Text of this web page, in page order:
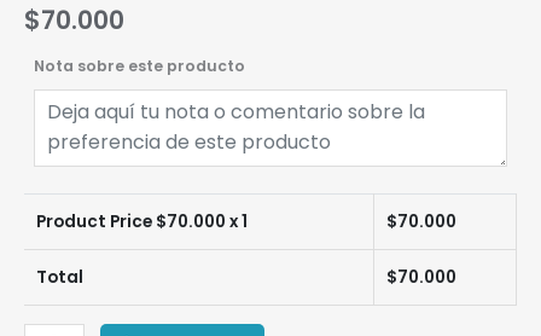
$70.000
Nota sobre este producto
Product Price $70.000 x 1 $70.000
Total $70.000